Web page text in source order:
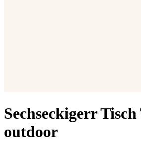
Sechseckigerr Tisch
outdoor